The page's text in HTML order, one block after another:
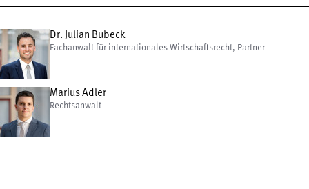
Dr. Julian Bubeck
Fachanwalt für internationales Wirtschaftsrecht, Partner
Marius Adler
Rechtsanwalt